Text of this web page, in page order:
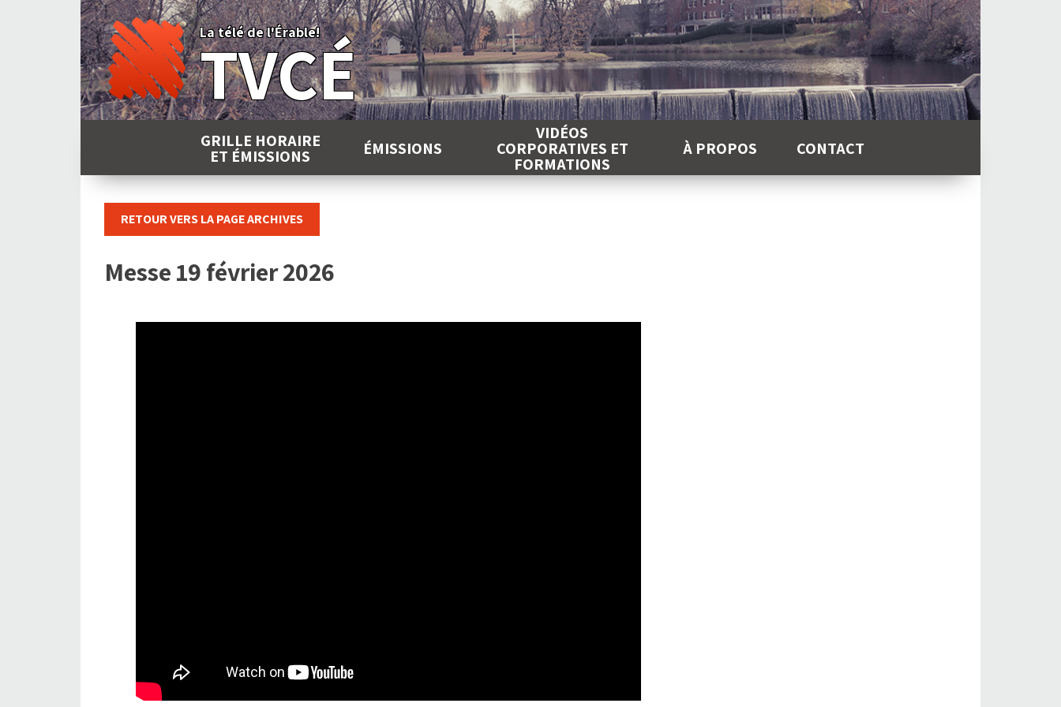
La télé de l'Érable!
TVCÉ
GRILLE HORAIRE
ET ÉMISSIONS ÉMISSIONS
VIDÉOS
CORPORATIVES ET
FORMATIONS
À PROPOS CONTACT
RETOUR VERS LA PAGE ARCHIVES
Messe 19 février 2026